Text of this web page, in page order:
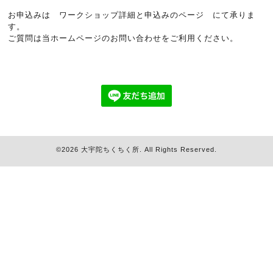
お申込みは ワークショップ詳細と申込みのページ
にて承りま
す。
ご質問は当ホームページのお問い合わせをご利用ください。
©2026 大宇陀ちくちく所. All Rights Reserved.